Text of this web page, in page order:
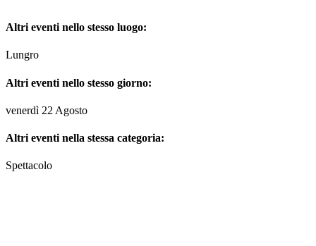
Altri eventi nello stesso luogo:
Lungro
Altri eventi nello stesso giorno:
venerdì 22 Agosto
Altri eventi nella stessa categoria:
Spettacolo